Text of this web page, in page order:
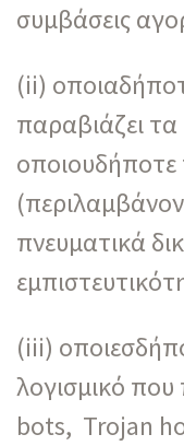
συμβάσεις
(ii)
παραβιάζει
πνευματικά
(iii)
λογισμικό που
bots, Trojan